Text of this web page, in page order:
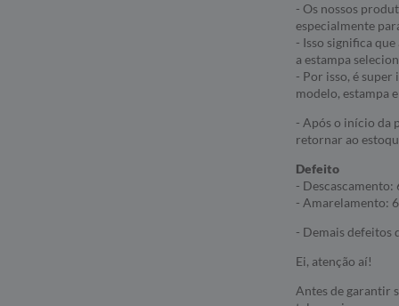
- Os nossos
especialmente
- Isso significa
a estampa
- Por isso, é
modelo, estampa
- Após o início da
retornar ao
Defeito
- Descascamento:
- Amarelamento:
- Demais defeitos
Ei, atenção aí!
Antes de garantir